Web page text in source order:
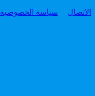
الاتصال سياسة الخصوصية